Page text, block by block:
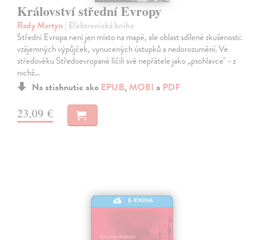
Království střední Evropy
Rady Martyn | Elektronická kniha
Střední Evropa není jen místo na mapě, ale oblast sdílené zkušenosti:
vzájemných výpůjček, vynucených ústupků a nedorozumění. Ve
středověku Středoevropané líčili své nepřátele jako „psohlavce" - z
nichž…
Na stiahnutie ako EPUB, MOBI a PDF
23,09 €
E-KNIHA